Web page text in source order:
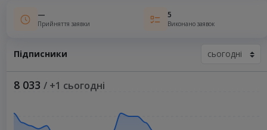
—
Прийняття заявки
5
Виконано заявок
Підписники
8 033 / +1 сьогодні